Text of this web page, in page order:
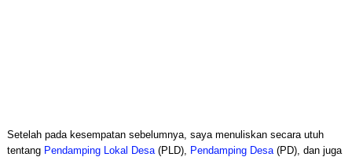
Setelah pada kesempatan sebelumnya, saya menuliskan secara utuh
tentang Pendamping Lokal Desa(PLD), Pendamping Desa(PD), dan juga